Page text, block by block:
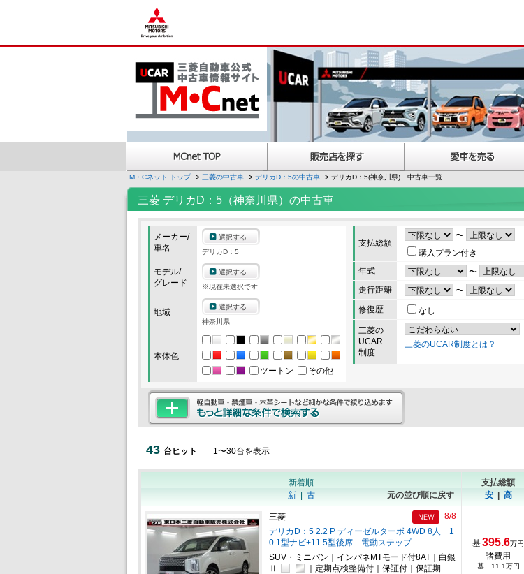
M・Cネット トップ 三菱の中古車 デリカD：5の中古車 デリカD：5(神奈川県) 中古車一覧
三菱 デリカD：5（神奈川県）の中古車
メーカー/
車名
選択する
デリカD：5
モデル/
グレード
選択する
※現在未選択です
地域
選択する
神奈川県
本体色
ツートン
その他
支払総額
〜
購入プラン付き
年式
〜
走行距離
〜
修復歴
なし
三菱の
UCAR
制度
三菱のUCAR制度とは？
43 台ヒット 1〜30台を表示
新着順
新| 古 元の並び順に戻す
支払総額
安| 高
三菱
デリカD：5 2.2 P ディーゼルターボ 4WD 8人 1
0.1型ナビ+11.5型後席 電動ステップ
8/8
SUV・ミニバン｜インパネMTモード付8AT｜白銀
Ⅱ
｜定期点検整備付｜保証付｜保証期
基395.6万円
諸費用
基 11.1万円